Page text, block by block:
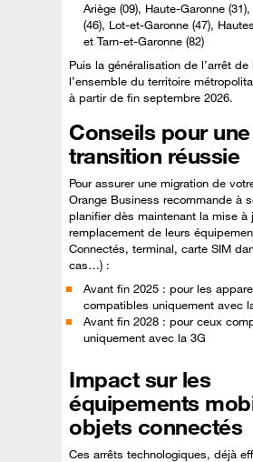
Ariège (09), Haute-Garonne
(46), Lot-et-Garonne (47),
et Tarn-et-Garonne (82)
Puis la généralisation de l’arrêt de
l’ensemble du territoire
à partir de fin septembre 2026.
Conseils pour une
transition réussie
Pour assurer une migration de
Orange Business recommande à
planifier dès maintenant la mise à
remplacement de leurs
Connectés, terminal, carte SIM
cas…) :
Avant fin 2025 : pour les
compatibles uniquement avec
Avant fin 2028 : pour ceux
uniquement avec la 3G
Impact sur les
équipements
objets connectés
Ces arrêts technologiques, déjà